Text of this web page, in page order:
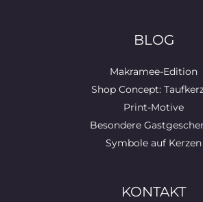
BLOG
Makramee-Edition
Shop Concept:
Print-Motive
Besondere
Symbole auf Kerzen
KONTAKT